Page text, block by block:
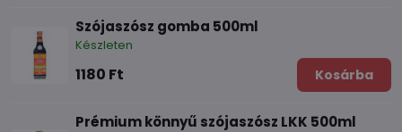
Szójaszósz gomba 500ml
Készleten
1180 Ft Kosárba
Prémium könnyű szójaszósz LKK 500ml